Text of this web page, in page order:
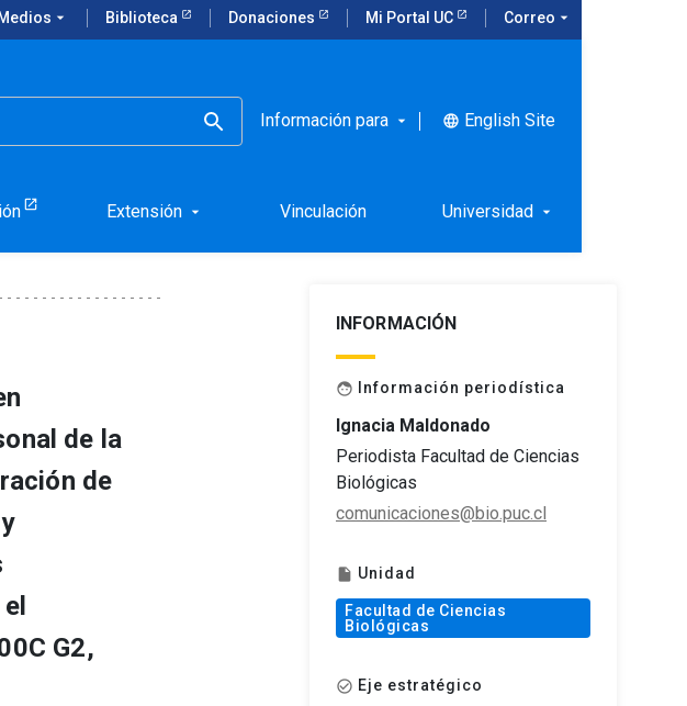
Medios arrow_drop_down Biblioteca Donaciones Mi Portal UC Correo arrow_drop_down
Información para arrow_drop_down language English Site
Extensión arrow_drop_down Vinculación Universidad arrow_drop_down
en la UC
de la
de
G2,
INFORMACIÓN
face Información periodística
Ignacia Maldonado
Periodista Facultad de Ciencias
Biológicas
comunicaciones@bio.puc.cl
insert_drive_file Unidad
Facultad de Ciencias
Biológicas
check_circle_outline Eje estratégico